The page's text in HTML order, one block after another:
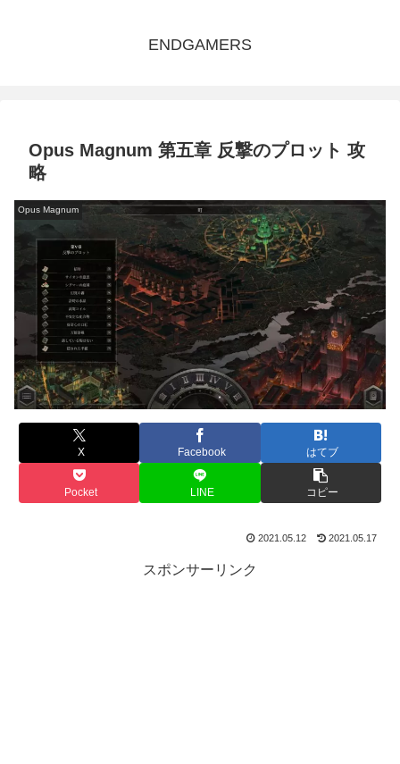
ENDGAMERS
Opus Magnum 第五章 反撃のプロット 攻
略
Opus Magnum
X Facebook はてブ
Pocket LINE コピー
2021.05.12 2021.05.17
スポンサーリンク